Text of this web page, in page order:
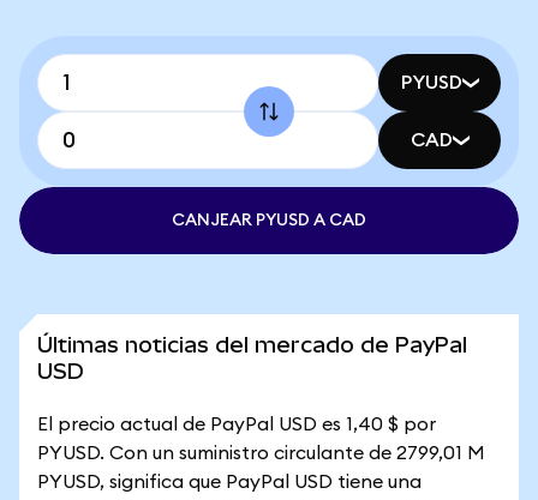
PYUSD
CAD
CANJEAR PYUSD A CAD
Últimas noticias del mercado de PayPal
USD
El precio actual de PayPal USD es 1,40 $ por
PYUSD. Con un suministro circulante de 2799,01 M
PYUSD, significa que PayPal USD tiene una